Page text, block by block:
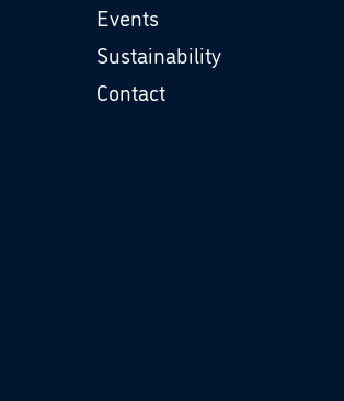
Events
Sustainability
Contact